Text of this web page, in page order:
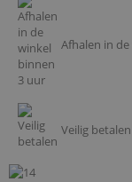
Afhalen in
Veilig betalen